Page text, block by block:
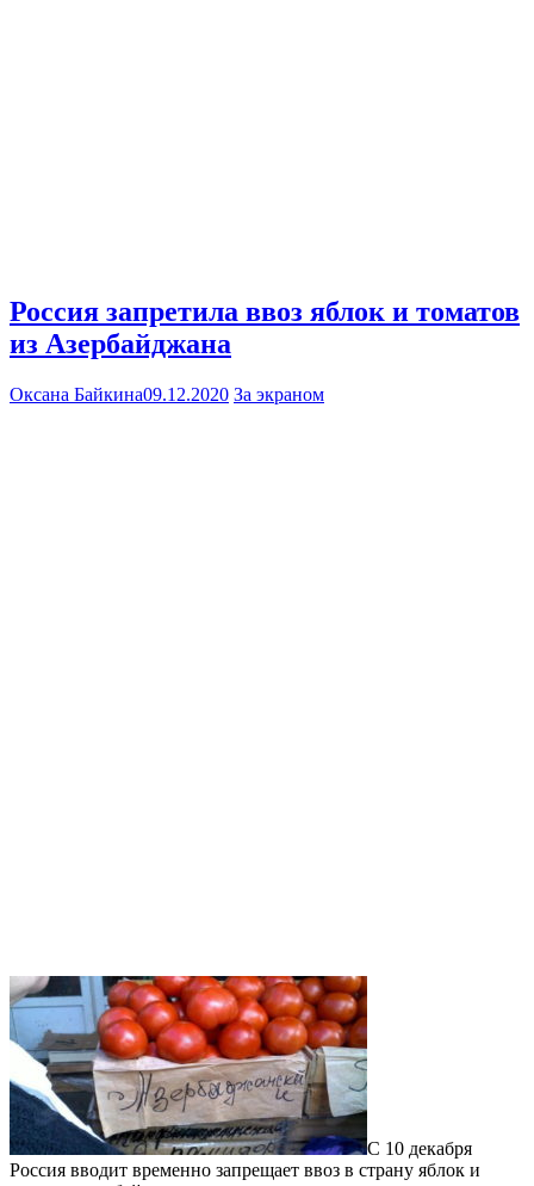
Россия запретила ввоз яблок и томатов
из Азербайджана
Оксана Байкина09.12.2020 За экраном
С 10 декабря
Россия вводит временно запрещает ввоз в страну яблок и